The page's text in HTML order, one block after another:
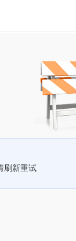
刷新重试